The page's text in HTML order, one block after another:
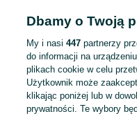
19.06.2024
Przedmiot zgodny z opisem
Bezpieczne opakowanie
Szybko nadane
Dbamy o Twoją
My i nasi447 partnerzy
do informacji na
plikach cookie w celu
Użytkownik może
klikając poniżej lub w
prywatności. Te wybory